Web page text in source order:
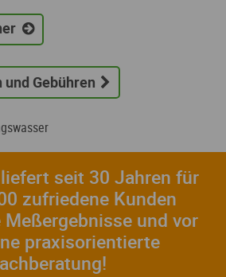
Gebühren
seit 30 Jahren für
zufriedene Kunden
und vor
praxisorientierte